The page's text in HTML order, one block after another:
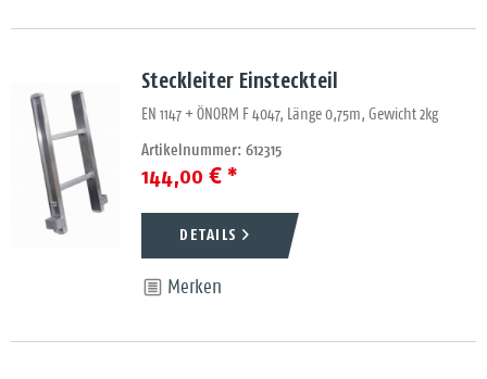
Steckleiter Einsteckteil
EN 1147 + ÖNORM F 4047, Länge 0,75m, Gewicht 2kg
Artikelnummer: 612315
144,00 € *
DETAILS
Merken